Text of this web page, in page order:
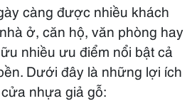
càng được nhiều khách
ở, căn hộ, văn phòng hay
nhiều ưu điểm nổi bật cả
Dưới đây là những lợi ích
nhựa giả gỗ: